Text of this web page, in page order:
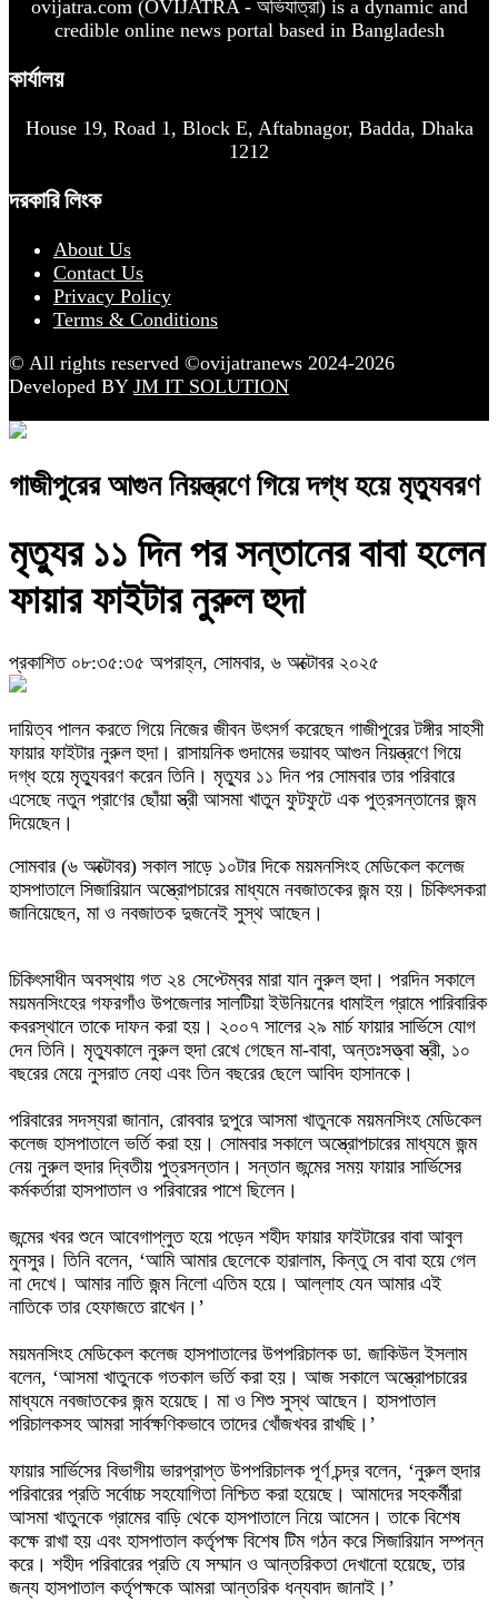
ovijatra.com (OVIJATRA - অভিযাত্রা) is a dynamic and
credible online news portal based in Bangladesh
কার্যালয়
House 19, Road 1, Block E, Aftabnagor, Badda, Dhaka
1212
দরকারি লিংক
About Us
Contact Us
Privacy Policy
Terms & Conditions
© All rights reserved ©ovijatranews 2024-2026
Developed BY JM IT SOLUTION
গাজীপুরের আগুন নিয়ন্ত্রণে গিয়ে দগ্ধ হয়ে মৃত্যুবরণ
মৃত্যুর ১১ দিন পর সন্তানের বাবা হলেন
ফায়ার ফাইটার নুরুল হুদা
প্রকাশিত ০৮:৩৫:৩৫ অপরাহ্ন, সোমবার, ৬ অক্টোবর ২০২৫
দায়িত্ব পালন করতে গিয়ে নিজের জীবন উৎসর্গ করেছেন গাজীপুরের টঙ্গীর সাহসী
ফায়ার ফাইটার নুরুল হুদা। রাসায়নিক গুদামের ভয়াবহ আগুন নিয়ন্ত্রণে গিয়ে
দগ্ধ হয়ে মৃত্যুবরণ করেন তিনি। মৃত্যুর ১১ দিন পর সোমবার তার পরিবারে
এসেছে নতুন প্রাণের ছোঁয়া স্ত্রী আসমা খাতুন ফুটফুটে এক পুত্রসন্তানের জন্ম
দিয়েছেন।
সোমবার (৬ অক্টোবর) সকাল সাড়ে ১০টার দিকে ময়মনসিংহ মেডিকেল কলেজ
হাসপাতালে সিজারিয়ান অস্ত্রোপচারের মাধ্যমে নবজাতকের জন্ম হয়। চিকিৎসকরা
জানিয়েছেন, মা ও নবজাতক দুজনেই সুস্থ আছেন।
চিকিৎসাধীন অবস্থায় গত ২৪ সেপ্টেম্বর মারা যান নুরুল হুদা। পরদিন সকালে
ময়মনসিংহের গফরগাঁও উপজেলার সালটিয়া ইউনিয়নের ধামাইল গ্রামে পারিবারিক
কবরস্থানে তাকে দাফন করা হয়। ২০০৭ সালের ২৯ মার্চ ফায়ার সার্ভিসে যোগ
দেন তিনি। মৃত্যুকালে নুরুল হুদা রেখে গেছেন মা-বাবা, অন্তঃসত্ত্বা স্ত্রী, ১০
বছরের মেয়ে নুসরাত নেহা এবং তিন বছরের ছেলে আবিদ হাসানকে।
পরিবারের সদস্যরা জানান, রোববার দুপুরে আসমা খাতুনকে ময়মনসিংহ মেডিকেল
কলেজ হাসপাতালে ভর্তি করা হয়। সোমবার সকালে অস্ত্রোপচারের মাধ্যমে জন্ম
নেয় নুরুল হুদার দ্বিতীয় পুত্রসন্তান। সন্তান জন্মের সময় ফায়ার সার্ভিসের
কর্মকর্তারা হাসপাতাল ও পরিবারের পাশে ছিলেন।
জন্মের খবর শুনে আবেগাপ্লুত হয়ে পড়েন শহীদ ফায়ার ফাইটারের বাবা আবুল
মুনসুর। তিনি বলেন, ‘আমি আমার ছেলেকে হারালাম, কিন্তু সে বাবা হয়ে গেল
না দেখে। আমার নাতি জন্ম নিলো এতিম হয়ে। আল্লাহ যেন আমার এই
নাতিকে তার হেফাজতে রাখেন।’
ময়মনসিংহ মেডিকেল কলেজ হাসপাতালের উপপরিচালক ডা. জাকিউল ইসলাম
বলেন, ‘আসমা খাতুনকে গতকাল ভর্তি করা হয়। আজ সকালে অস্ত্রোপচারের
মাধ্যমে নবজাতকের জন্ম হয়েছে। মা ও শিশু সুস্থ আছেন। হাসপাতাল
পরিচালকসহ আমরা সার্বক্ষণিকভাবে তাদের খোঁজখবর রাখছি।’
ফায়ার সার্ভিসের বিভাগীয় ভারপ্রাপ্ত উপপরিচালক পূর্ণ চন্দ্র বলেন, ‘নুরুল হুদার
পরিবারের প্রতি সর্বোচ্চ সহযোগিতা নিশ্চিত করা হয়েছে। আমাদের সহকর্মীরা
আসমা খাতুনকে গ্রামের বাড়ি থেকে হাসপাতালে নিয়ে আসেন। তাকে বিশেষ
কক্ষে রাখা হয় এবং হাসপাতাল কর্তৃপক্ষ বিশেষ টিম গঠন করে সিজারিয়ান সম্পন্ন
করে। শহীদ পরিবারের প্রতি যে সম্মান ও আন্তরিকতা দেখানো হয়েছে, তার
জন্য হাসপাতাল কর্তৃপক্ষকে আমরা আন্তরিক ধন্যবাদ জানাই।’